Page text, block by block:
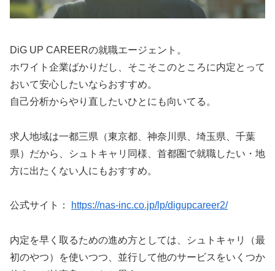
DiG UP CAREERの就職エージェント。
ホワイト企業ばかりだし、そこそこのところに内定とって
おいて安心したいならおすすめ。
自己分析からやり直したいひとにも向いてる。
求人地域は一都三県（東京都、神奈川県、埼玉県、千葉
県）だから、シュトキャリ同様、首都圏で就職したい・地
方に出たくない人にもおすすめ。
公式サイト： https://nas-inc.co.jp/lp/digupcareer2/
内定を早く取るための進め方としては、シュトキャリ（最
初のやつ）を使いつつ、並行して他のサービスをいくつか